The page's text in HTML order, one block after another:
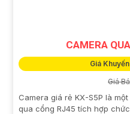
CAMERA
Giá
Giá
Camera giá rẻ KX-S5P là
qua cổng RJ45 tích hợp